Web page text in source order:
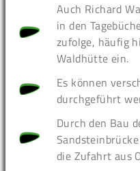
Auch Richard
in den
zufolge, häufig
Waldhütte ein.
Es können
durchgeführt
Durch den Bau
die Zufahrt aus